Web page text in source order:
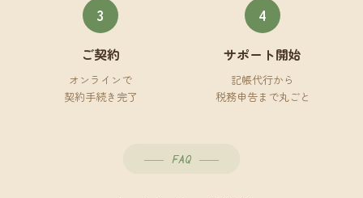
3
ご契約
オンラインで
契約手続き完了
4
サポート開始
記帳代行から
税務申告まで丸ごと
FAQ